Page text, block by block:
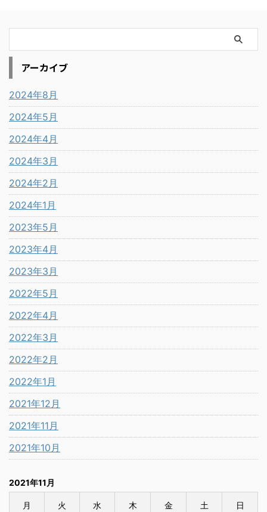
アーカイブ
2024年8月
2024年5月
2024年4月
2024年3月
2024年2月
2024年1月
2023年5月
2023年4月
2023年3月
2022年5月
2022年4月
2022年3月
2022年2月
2022年1月
2021年12月
2021年11月
2021年10月
2021年11月
月 火 水 木 金 土 日